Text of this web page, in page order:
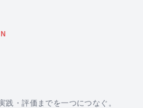
・評価までを一つにつなぐ。